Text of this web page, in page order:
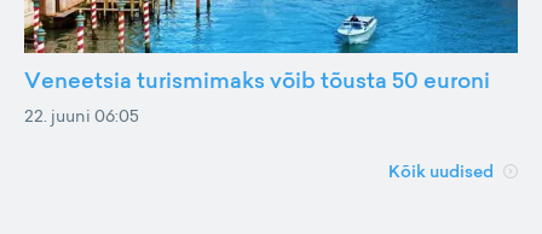
Veneetsia turismimaks võib tõusta 50 euroni
22. juuni 06:05
Kõik uudised